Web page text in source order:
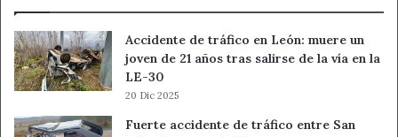
Accidente de tráfico en León: muere un
joven de 21 años tras salirse de la vía en la
LE-30
20 Dic 2025
Fuerte accidente de tráfico entre San